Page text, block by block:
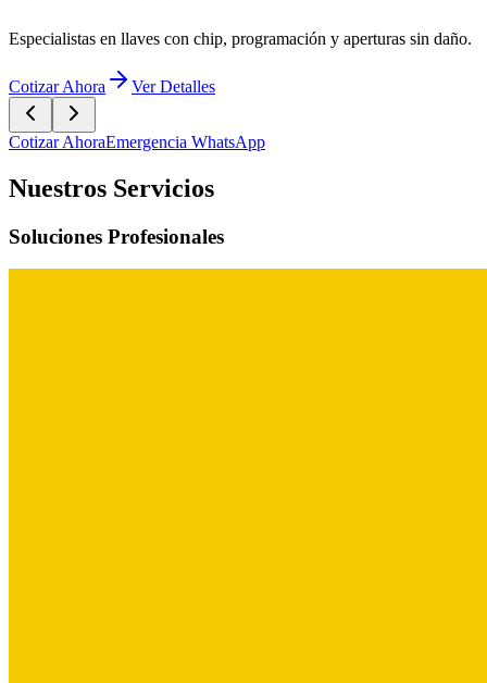
lo que más importa: Expertos en seguridad residencial
Ahora Ver Detalles
Cotizar AhoraEmergencia WhatsApp
Nuestros Servicios
Soluciones Profesionales